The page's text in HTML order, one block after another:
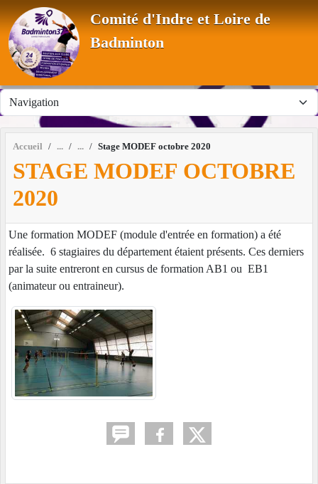
Comité d'Indre et Loire de
Badminton
Accueil Stage MODEF octobre 2020
STAGE MODEF OCTOBRE
2020
Une formation MODEF (module d'entrée en formation) a été
réalisée. 6 stagiaires du département étaient présents. Ces derniers
par la suite entreront en cursus de formation AB1 ou EB1
(animateur ou entraineur).
Panneau de gestion des cookies